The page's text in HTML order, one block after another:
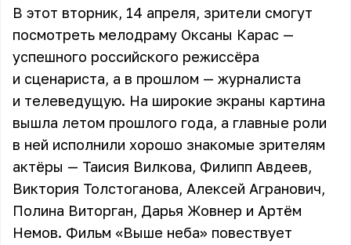
В этот вторник, 14 апреля, зрители смогут
посмотреть мелодраму Оксаны Карас —
успешного российского режиссёра
и сценариста, а в прошлом — журналиста
и телеведущую. На широкие экраны картина
вышла летом прошлого года, а главные роли
в ней исполнили хорошо знакомые зрителям
актёры — Таисия Вилкова, Филипп Авдеев,
Виктория Толстоганова, Алексей Агранович,
Полина Виторган, Дарья Жовнер и Артём
Немов. Фильм «Выше неба» повествует